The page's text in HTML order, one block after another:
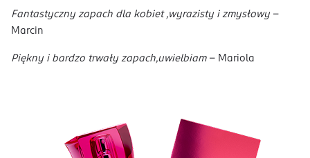
Fantastyczny zapach dla kobiet ,wyrazisty i zmysłowy -
Marcin
Piękny i bardzo trwały zapach,uwielbiam- Mariola